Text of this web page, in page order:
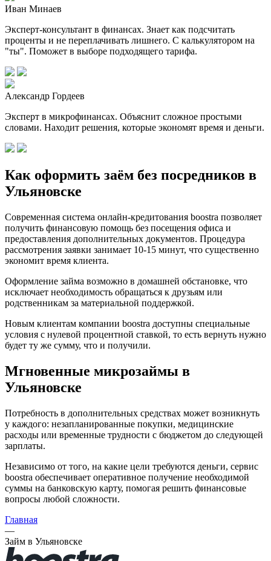
Иван Минаев
Эксперт-консультант в финансах. Знает как подсчитать
проценты и не переплачивать лишнего. С калькулятором на
"ты". Поможет в выборе подходящего тарифа.
Александр Гордеев
Эксперт в микрофинансах. Объяснит сложное простыми
словами. Находит решения, которые экономят время и деньги.
Как оформить заём без посредников в
Ульяновске
Современная система онлайн-кредитования boostra позволяет
получить финансовую помощь без посещения офиса и
предоставления дополнительных документов. Процедура
рассмотрения заявки занимает 10-15 минут, что существенно
экономит время клиента.
Оформление займа возможно в домашней обстановке, что
исключает необходимость обращаться к друзьям или
родственникам за материальной поддержкой.
Новым клиентам компании boostra доступны специальные
условия с нулевой процентной ставкой, то есть вернуть нужно
будет ту же сумму, что и получили.
Мгновенные микрозаймы в
Ульяновске
Потребность в дополнительных средствах может возникнуть
у каждого: незапланированные покупки, медицинские
расходы или временные трудности с бюджетом до следующей
зарплаты.
Независимо от того, на какие цели требуются деньги, сервис
boostra обеспечивает оперативное получение необходимой
суммы на банковскую карту, помогая решить финансовые
вопросы любой сложности.
Главная
—
Займ в Ульяновске